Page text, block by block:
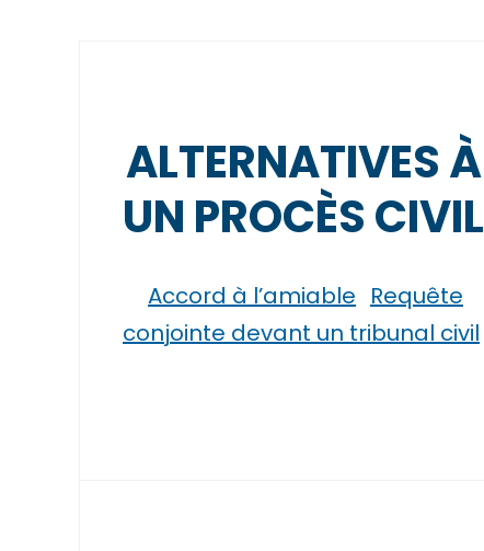
ALTERNATIVES À
UN PROCÈS CIVIL
Accord à l’amiable Requête
conjointe devant un tribunal civil